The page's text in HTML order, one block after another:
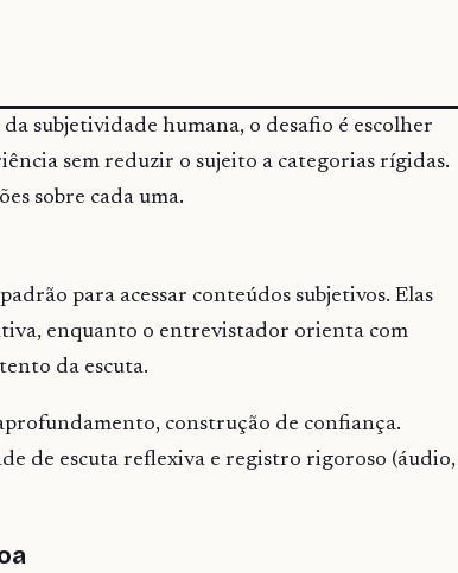
subjetividade humana, o desafio é escolher
sem reduzir o sujeito a categorias rígidas.
sobre cada uma.
para acessar conteúdos subjetivos. Elas
enquanto o entrevistador orienta com
da escuta.
construção de confiança.
de escuta reflexiva e registro rigoroso (áudio,